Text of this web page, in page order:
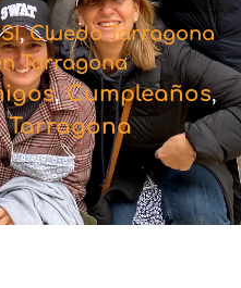
,Cluedo Tarragona
Tarragona
,Cumpleaños,
Tarragona